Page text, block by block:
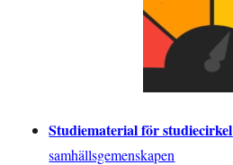
Studiematerial för studiecirkel
samhällsgemenskapen